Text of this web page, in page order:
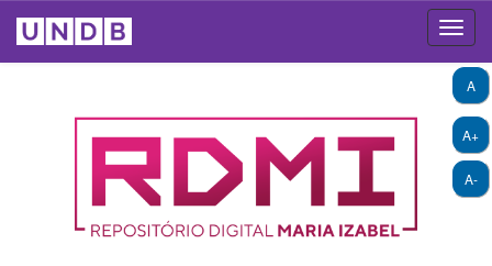
A+
A-
A